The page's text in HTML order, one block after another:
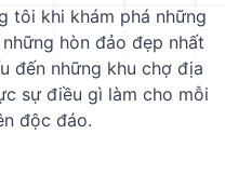
tôi khi khám phá những
hòn đảo đẹp nhất
đến những khu chợ địa
sự điều gì làm cho mỗi
độc đáo.